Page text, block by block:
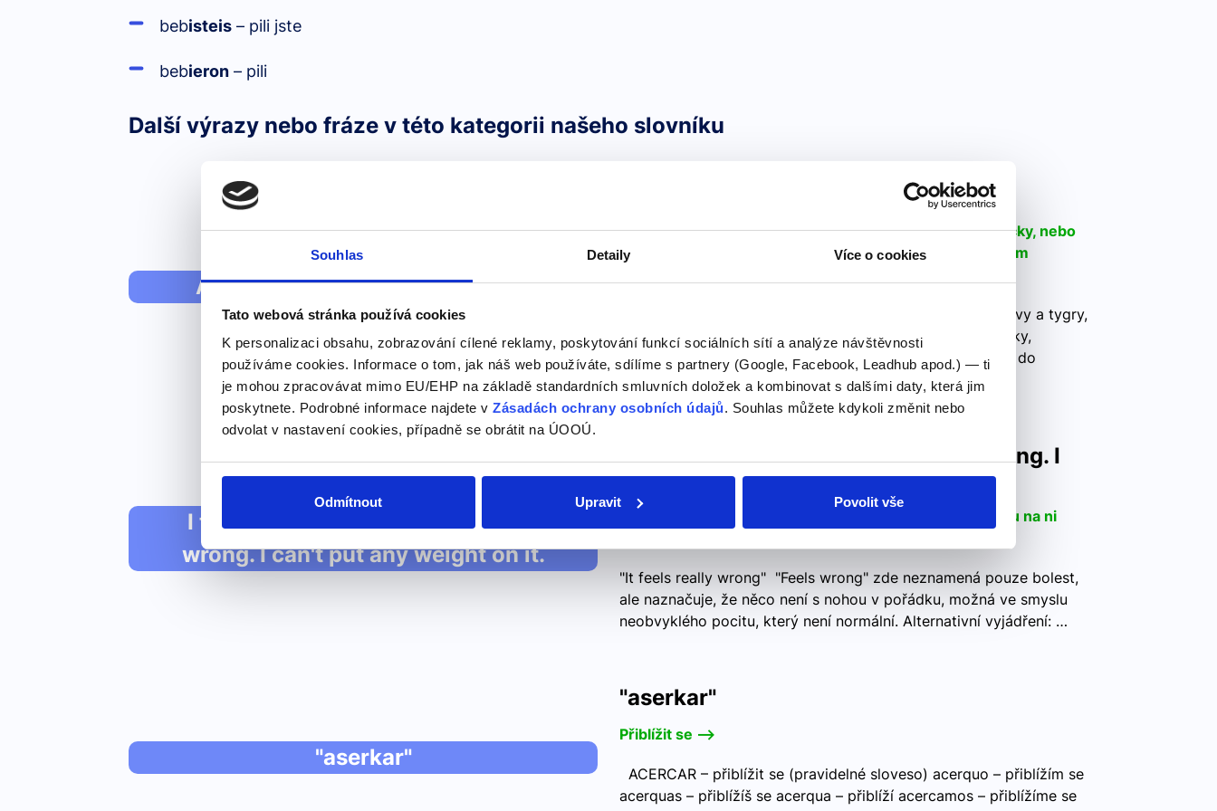
Souhlas Detaily Více o cookies
Tato webová stránka používá cookies
K personalizaci obsahu, zobrazování cílené reklamy, poskytování funkcí sociálních sítí a analýze návštěvnosti
používáme cookies. Informace o tom, jak náš web používáte, sdílíme s partnery (Google, Facebook, Leadhub apod.) — ti
je mohou zpracovávat mimo EU/EHP na základě standardních smluvních doložek a kombinovat s dalšími daty, která jim
poskytnete. Podrobné informace najdete v Zásadách ochrany osobních údajů. Souhlas můžete kdykoli změnit nebo
odvolat v nastavení cookies, případně se obrátit na ÚOOÚ.
Odmítnout Upravit Povolit vše
bebisteis – pili jste
bebieron – pili
Další výrazy nebo fráze v této kategorii našeho slovníku
Anglická zvířata podle abecedy
Anglická zvířata podle abecedy
Ať už se zajímáte o lvy a tygry, roztomilé veverky a králíčky, nebo
tajemné hady a pavouky, anglická slovíčka pro zvířata vám
Svět zvířat je fascinující a rozmanitý. Ať už se zajímáte o lvy a tygry,
roztomilé veverky a králíčky, nebo tajemné hady a pavouky,
anglická slovíčka pro zvířata vám pomohou otevřít dveře do
tohoto…
I think I hurt my leg, it feels really
wrong. I can't put any weight on it.
I think I hurt my leg, it feels really wrong. I
can't put any weight on it.
Myslím, že jsem si poranil nohu, něco je špatně. Nemohu na ni
"It feels really wrong" "Feels wrong" zde neznamená pouze bolest,
ale naznačuje, že něco není s nohou v pořádku, možná ve smyslu
neobvyklého pocitu, který není normální. Alternativní vyjádření: …
"aserkar"
"aserkar"
Přiblížit se -->
ACERCAR – přiblížit se (pravidelné sloveso) acerquo – přiblížím se
acerquas – přiblížíš se acerqua – přiblíží acercamos – přiblížíme se